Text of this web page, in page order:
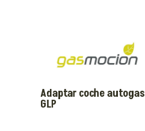
Adaptar coche autogas
GLP